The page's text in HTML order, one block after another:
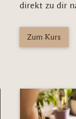
direkt zu dir
Zum Kurs